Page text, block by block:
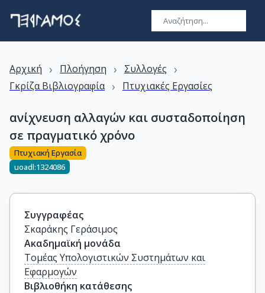
Αρχική › Πλοήγηση › Συλλογές ›
Γκρίζα Βιβλιογραφία › Πτυχιακές Εργασίες
ανίχνευση αλλαγών και συσταδοποίηση
σε πραγματικό χρόνο
Πτυχιακή Εργασία
uoadl:1324086
Συγγραφέας
Σκαράκης Γεράσιμος
Ακαδημαϊκή μονάδα
Τομέας Υπολογιστικών Συστημάτων και
Εφαρμογών
Βιβλιοθήκη κατάθεσης